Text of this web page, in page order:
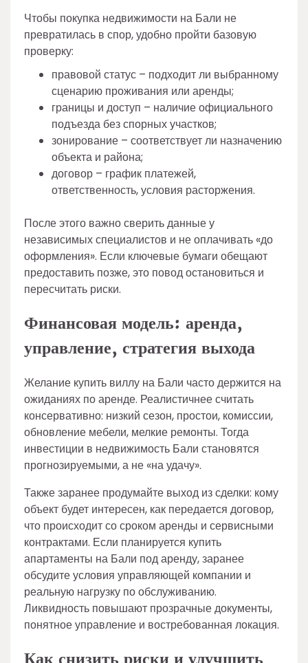
Чтобы покупка недвижимости на Бали не
превратилась в спор, удобно пройти базовую
проверку:
правовой статус – подходит ли выбранному
сценарию проживания или аренды;
границы и доступ – наличие официального
подъезда без спорных участков;
зонирование – соответствует ли назначению
объекта и района;
договор – график платежей,
ответственность, условия расторжения.
После этого важно сверить данные у
независимых специалистов и не оплачивать «до
оформления». Если ключевые бумаги обещают
предоставить позже, это повод остановиться и
пересчитать риски.
Финансовая модель: аренда,
управление, стратегия выхода
Желание купить виллу на Бали часто держится на
ожиданиях по аренде. Реалистичнее считать
консервативно: низкий сезон, простои, комиссии,
обновление мебели, мелкие ремонты. Тогда
инвестиции в недвижимость Бали становятся
прогнозируемыми, а не «на удачу».
Также заранее продумайте выход из сделки: кому
объект будет интересен, как передается договор,
что происходит со сроком аренды и сервисными
контрактами. Если планируется купить
апартаменты на Бали под аренду, заранее
обсудите условия управляющей компании и
реальную нагрузку по обслуживанию.
Ликвидность повышают прозрачные документы,
понятное управление и востребованная локация.